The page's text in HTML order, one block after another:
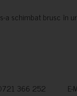
a schimbat brusc în
366 252 E-